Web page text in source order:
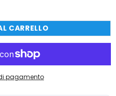
CARRELLO
pagamento